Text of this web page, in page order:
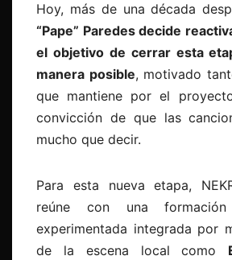
Hoy, más de una década
“Pape” Paredes decide
el objetivo de cerrar esta
manera posible, motivado
que mantiene por el
convicción de que las
mucho que decir.
Para esta nueva etapa,
reúne con una
experimentada integrada por
de la escena local como